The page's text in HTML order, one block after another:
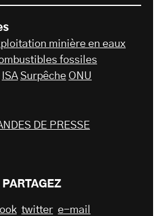
minière en eaux
fossiles
ISA Surpêche ONU
DE PRESSE
PARTAGEZ
twitter e-mail